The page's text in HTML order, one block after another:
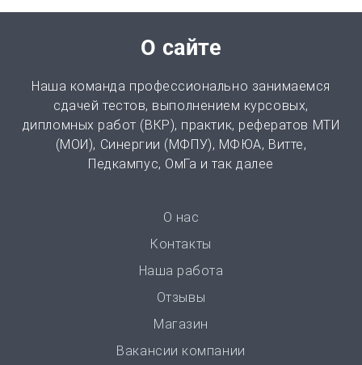
Перевод
от 2 часов | от 300 ₽
Диссертация
от 15 дней | от 15000 ₽
Бизнес-план
от 3 часов | от 500 ₽
от 3 часов | от 500 ₽
О сайте
Наша команда профессионально занимаемся
сдачей тестов, выполнением курсовых,
дипломных работ (ВКР), практик, рефератов МТИ
(МОИ), Синергии (МФПУ), МФЮА, Витте,
Педкампус, ОмГа и так далее
О нас
Контакты
Наша работа
Отзывы
Магазин
Вакансии компании